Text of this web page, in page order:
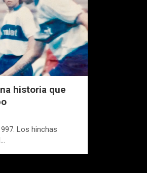
historia que
Los hinchas